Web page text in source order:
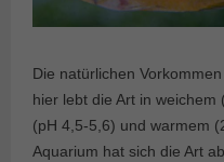
Die natürlichen
hier lebt die Art in
(pH 4,5-5,6) und warmem
Aquarium hat sich die Art